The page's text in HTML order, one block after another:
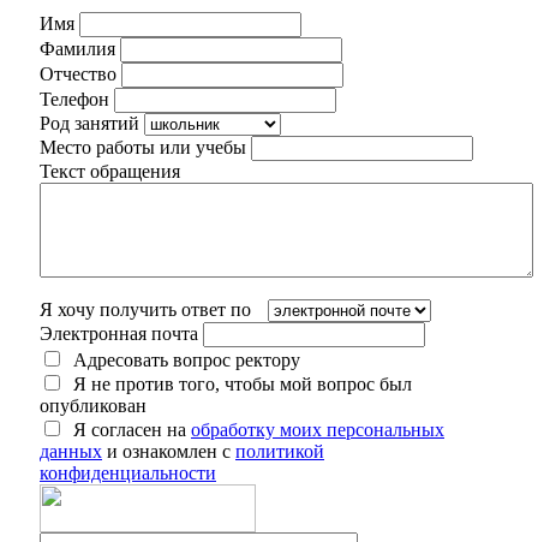
Имя
Фамилия
Отчество
Телефон
Род занятий
Место работы или учебы
Текст обращения
Я хочу получить ответ по
Электронная почта
Адресовать вопрос ректору
Я не против того, чтобы мой вопрос был
опубликован
Я согласен на обработку моих персональных
данных и ознакомлен с политикой
конфиденциальности